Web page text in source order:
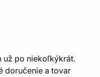
už po niekoľkýkrát.
doručenie a tovar